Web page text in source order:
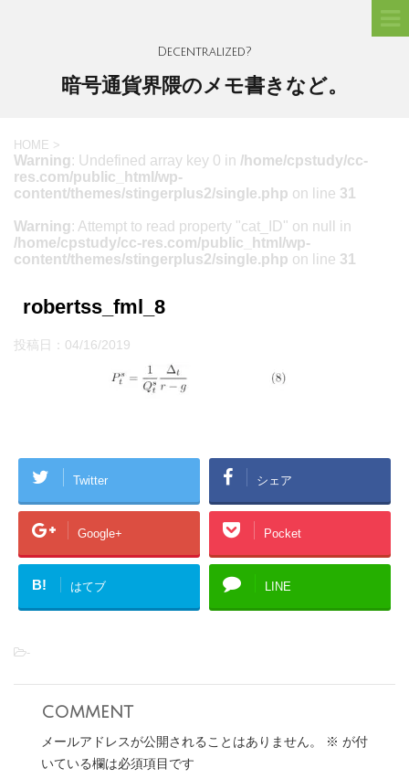
Decentralized?
暗号通貨界隈のメモ書きなど。
HOME >
Warning: Undefined array key 0 in /home/cpstudy/cc-
res.com/public_html/wp-
content/themes/stingerplus2/single.php on line 31
Warning: Attempt to read property "cat_ID" on null in
/home/cpstudy/cc-res.com/public_html/wp-
content/themes/stingerplus2/single.php on line 31
robertss_fml_8
投稿日： 04/16/2019
Twitter シェア
Google+ Pocket
B! はてブ LINE
-
comment
メールアドレスが公開されることはありません。 ※ が付
いている欄は必須項目です